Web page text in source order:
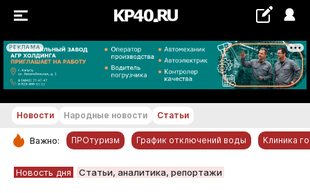
РЕКЛАМА
+23...+24 °С
РУБРИКИ
Новости Народные новости Статьи
Важно: ПРОтуризм График отключений воды Клиника
Новость дня Статьи, аналитика, репортажи